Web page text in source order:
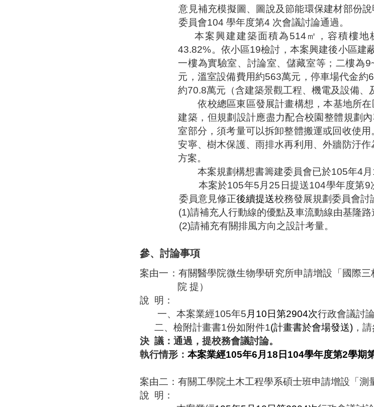
意見補充模擬圖、圖說及節能環保建材部份
委員會104學年度第4 次會議討論通過。
本案興建建築面積為514 ㎡，容積樓地
43.82%。依小區19檢討，本案興建後小區建
一樓為實驗室、討論室、儲藏室等；二樓為
元，溫室設備費用約563萬元，停車場代金約
約70.8萬元（含建築景觀工程、機電及設備、
依校總區東區發展計畫構想，本基地所
建築，但規劃設計應盡力配合校園整體規劃
室部分，須考量可以拆卸整體搬運或回收使
安寧、樹木保護、雨排水再利用、外牆防汙
方案。
本案規劃構想書籌建委員會已於105年4 月
本案於105年5 月 25 日提送104學年度第9
委員意見修正後續提送校務發展規劃委員會討
(1)請補充人行動線的優點及車流動線由基隆路
(2)請補充有關排風方向之設計考量。
參、討論事項
案由一：有關醫學院微生物學研究所申請增設「國際
院 提）
說 明：
一、本案業經105年5 月 10 日第2904次行政會議討
二、檢附計畫書1份如附件1(計畫書於會場發送)，請
決 議：通過，提校務會議討論。
執行情形： 本案業經105年6月 18 日 104學年度第2學期
案由二：有關工學院土木工程學系碩士班申請增設「測
說 明：